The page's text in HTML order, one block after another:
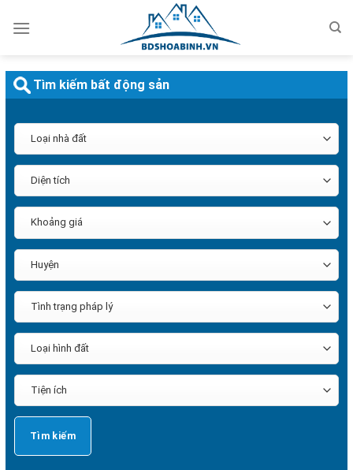
qua
dung
Tìm kiếm bất động sản